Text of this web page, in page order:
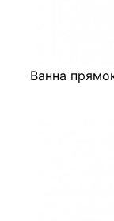
Ванна